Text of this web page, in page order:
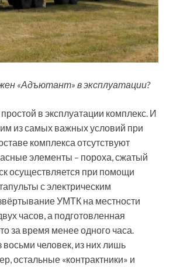
«Адъютант» в эксплуатации?
в эксплуатации комплекс. И
из самых важных условий при
комплекса отсутствуют
элементы – пороха, сжатый
осуществляется при помощи
с электрическим
УМТК на местности
часов, а подготовленная
за время менее одного часа.
восьми человек, из них лишь
остальные «контрактники» и